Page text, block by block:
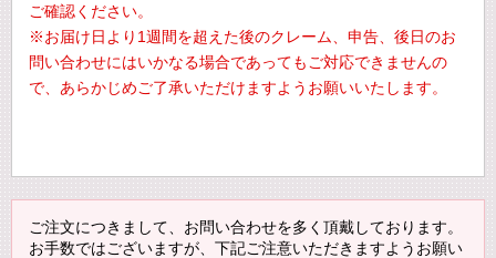
ご確認ください。
※お届け日より1週間を超えた後のクレーム、申告、後日のお
問い合わせにはいかなる場合であってもご対応できませんの
で、あらかじめご了承いただけますようお願いいたします。
ご注文につきまして、お問い合わせを多く頂戴しております。
お手数ではございますが、下記ご注意いただきますようお願い